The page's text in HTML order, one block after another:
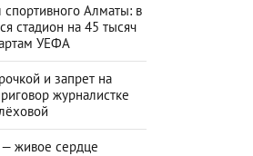
Алматы: в
стадион на 45 тысяч
УЕФА
и запрет на
журналистке
живое сердце